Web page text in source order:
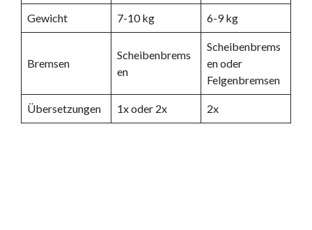
Gewicht 7-10 kg 6-9 kg
Bremsen
Scheibenbrems
en
Scheibenbrems
en oder
Felgenbremsen
Übersetzungen 1x oder 2x 2x